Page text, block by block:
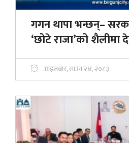
गगन थापा भन्छन्–
‘छोटे राजा’को शैलीमा
आइतबार, साउन २४, २०८३